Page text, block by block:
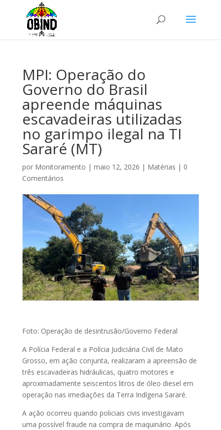
MPI: Operação do
Governo do Brasil
apreende máquinas
escavadeiras utilizadas
no garimpo ilegal na TI
Sararé (MT)
por Monitoramento | maio 12, 2026 | Matérias | 0
Comentários
Foto: Operação de desintrusão/Governo Federal
A Polícia Federal e a Polícia Judiciária Civil de Mato
Grosso, em ação conjunta, realizaram a apreensão de
três escavadeiras hidráulicas, quatro motores e
aproximadamente seiscentos litros de óleo diesel em
operação nas imediações da Terra Indígena Sararé.
A ação ocorreu quando policiais civis investigavam
uma possível fraude na compra de maquinário. Após